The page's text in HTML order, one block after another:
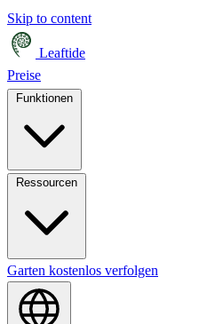
Skip to content
Leaftide
Preise
Garten kostenlos verfolgen